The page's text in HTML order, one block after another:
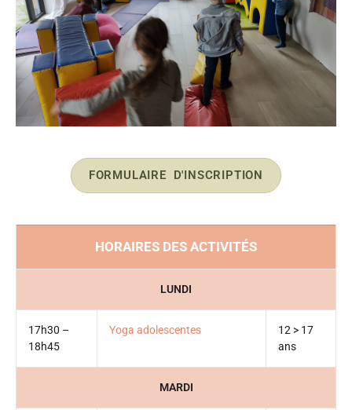
FORMULAIRE D'INSCRIPTION
HORAIRES DES ACTIVITÉS
LUNDI
17h30 –
18h45
Yoga adolescentes
12 > 17
ans
MARDI